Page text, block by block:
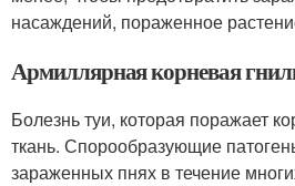
насаждений, пораженное
Армиллярная корневая
Болезнь туи, которая поражает
ткань. Спорообразующие
зараженных пнях в течение